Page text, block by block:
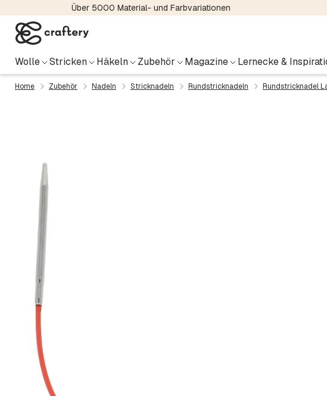
Über 5000 Material- und Farbvariationen
Wolle Stricken Häkeln Zubehör Magazine Lernecke &
Home Zubehör Nadeln Stricknadeln Rundstricknadeln Rundstricknadel